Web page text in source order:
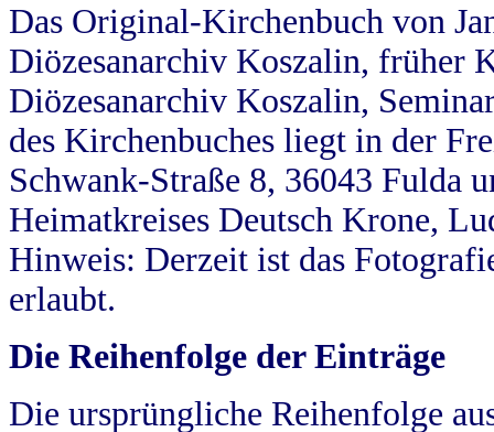
Das Original-Kirchenbuch von
Diözesanarchiv Koszalin, früher
Diözesanarchiv Koszalin,
des Kirchenbuches liegt in der
Schwank-Straße 8, 36043 Fulda
Heimatkreises Deutsch Krone,
Hinweis: Derzeit ist das
erlaubt.
Die Reihenfolge der Einträge
Die ursprüngliche Reihenfolge